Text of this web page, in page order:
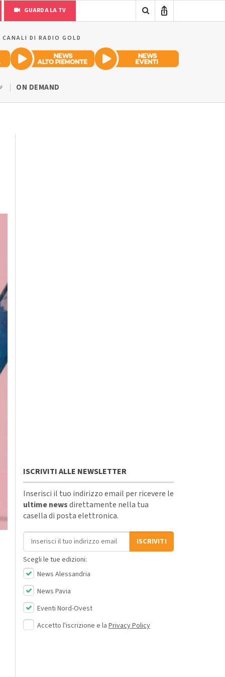
GUARDA LA TV
DI RADIO GOLD
ON DEMAND
ISCRIVITI ALLE NEWSLETTER
Inserisci il tuo indirizzo email per ricevere le
ultime newsdirettamente nella tua
casella di posta elettronica.
Indirizzo email
ISCRIVITI
Scegli le tue edizioni:
News Alessandria
News Pavia
Eventi Nord-Ovest
Accetto l'iscrizione e la Privacy Policy